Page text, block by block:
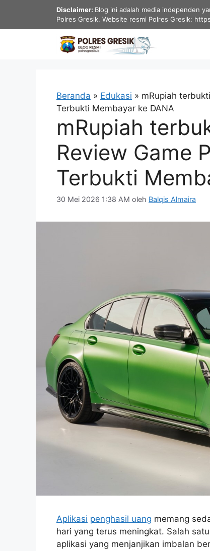
isi
Disclaimer: Blog ini adalah media independen
Polres Gresik. Website resmi Polres Gresik:
Beranda » Edukasi » mRupiah
Terbukti Membayar ke DANA
mRupiah
Review Game
Terbukti
30 Mei 2026 1:38 AM oleh Balqis Almaira
Aplikasi penghasil uang memang
hari yang terus meningkat. Salah
aplikasi yang menjanjikan imbalan